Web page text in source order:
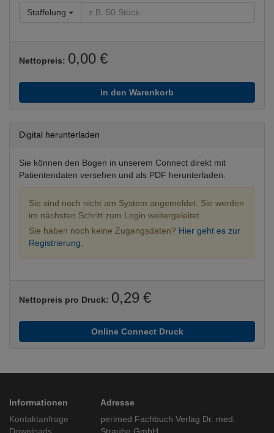
Staffelung
Nettopreis: 0,00 €
in den Warenkorb
Digital herunterladen
Sie können den Bogen in unserem Connect direkt mit
Patientendaten versehen und als PDF herunterladen.
Sie sind noch nicht am System angemeldet. Sie werden
im nächsten Schritt zum Login weitergeleitet.
Sie haben noch keine Zugangsdaten? Hier geht es zur
Registrierung.
Nettopreis pro Druck: 0,29 €
Online Connect Druck
Informationen
Kontaktanfrage
Adresse
perimed Fachbuch Verlag Dr. med.